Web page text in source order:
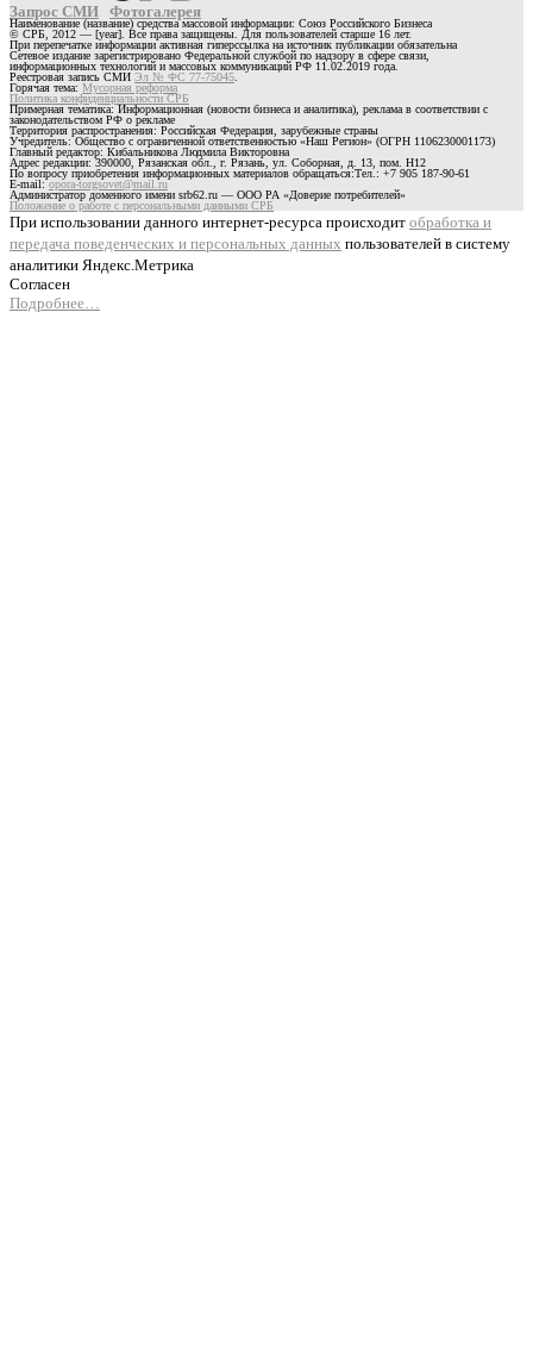
Запрос СМИ Фотогалерея
Наименование (название) средства массовой информации: Союз Российского Бизнеса
© СРБ, 2012 — [year]. Все права защищены. Для пользователей старше 16 лет.
При перепечатке информации активная гиперссылка на источник публикации обязательна
Сетевое издание зарегистрировано Федеральной службой по надзору в сфере связи,
информационных технологий и массовых коммуникаций РФ 11.02.2019 года.
Реестровая запись СМИ Эл № ФС 77-75045
Горячая тема: Мусорная реформа
Политика конфиденциальности СРБ
Примерная тематика: Информационная (новости бизнеса и аналитика), реклама в соответствии с
законодательством РФ о рекламе
Территория распространения: Российская Федерация, зарубежные страны
Учредитель: Общество с ограниченной ответственностью «Наш Регион» (ОГРН 1106230001173)
Главный редактор: Кибальникова Людмила Викторовна
Адрес редакции: 390000, Рязанская обл., г. Рязань, ул. Соборная, д. 13, пом. Н12
По вопросу приобретения информационных материалов обращаться:Тел.: +7 905 187-90-61
E-mail:opora-torgsovet@mail.ru
Администратор доменного имени srb62.ru — ООО РА «Доверие потребителей»
Положение о работе с персональными данными СРБ
При использовании данного интернет-ресурса происходит обработка и
передача поведенческих и персональных данных пользователей в систему
аналитики Яндекс.Метрика
Согласен
Подробнее…